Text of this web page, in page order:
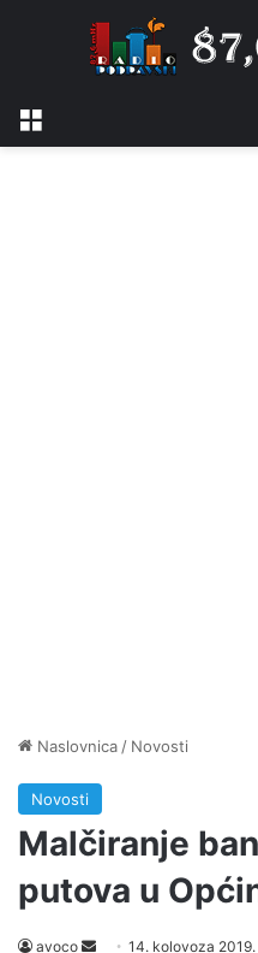
Izbornik
Naslovnica / Novosti
Novosti
Malčiranje
putova u
avoco
Send14. kolovoza 2019.